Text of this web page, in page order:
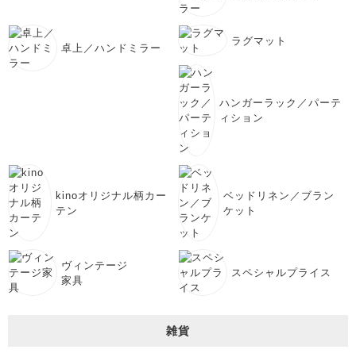
卓上／ハンドミラー
ラグマット
ハンガーラック／パーテ
ィション
kinoオリジナル柄カー
テン
ベッドリネン／ブラン
ケット
ヴィンテージ
家具
スペシャルプライス
雑貨